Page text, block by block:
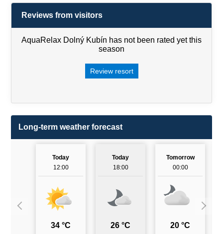
Reviews from visitors
AquaRelax Dolný Kubín has not been rated yet this
season
Review resort
Long-term weather forecast
Today
12:00
34 °C
Today
18:00
26 °C
Tomorrow
00:00
20 °C